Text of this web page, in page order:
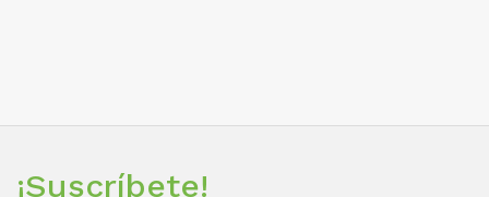
¡Suscríbete!